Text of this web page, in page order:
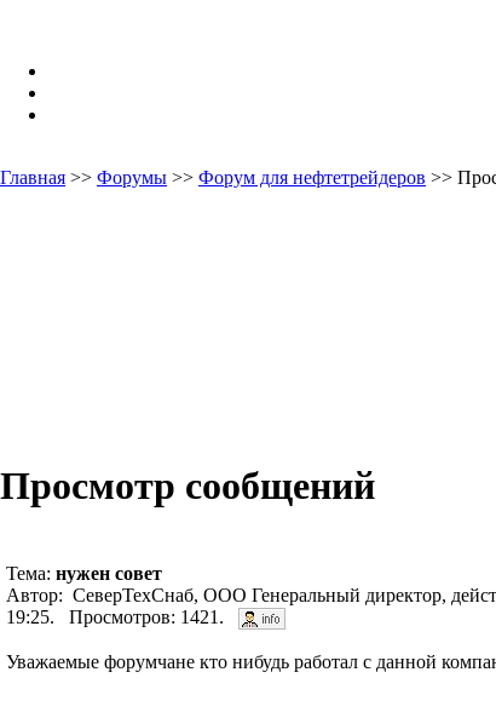
Главная >> Форумы >> Форум для нефтетрейдеров >>
Просмотр сообщений
Тема: нужен совет
Автор: СеверТехСнаб, ООО Генеральный директор,
19:25. Просмотров: 1421.
Уважаемые форумчане кто нибудь работал с данной